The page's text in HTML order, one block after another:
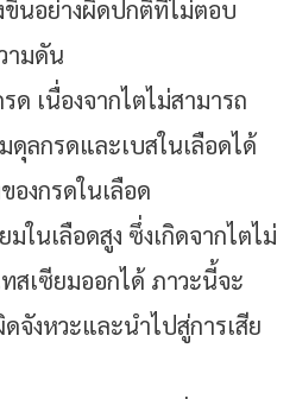
ขึ้นอย่างผิดปกติที่ไม่ตอบ
ามดัน
ด เนื่องจากไตไม่สามารถ
ดุลกรดและเบสในเลือดได้
องกรดในเลือด
ในเลือดสูง ซึ่งเกิดจากไตไม่
สเซียมออกได้ ภาวะนี้จะ
จังหวะและนำไปสู่การเสีย